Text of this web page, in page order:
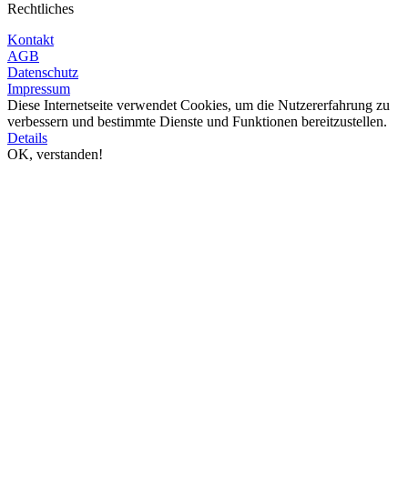
Rechtliches
Kontakt
AGB
Datenschutz
Impressum
Diese Internetseite verwendet Cookies, um die Nutzererfahrung zu
verbessern und bestimmte Dienste und Funktionen bereitzustellen.
Details
OK, verstanden!